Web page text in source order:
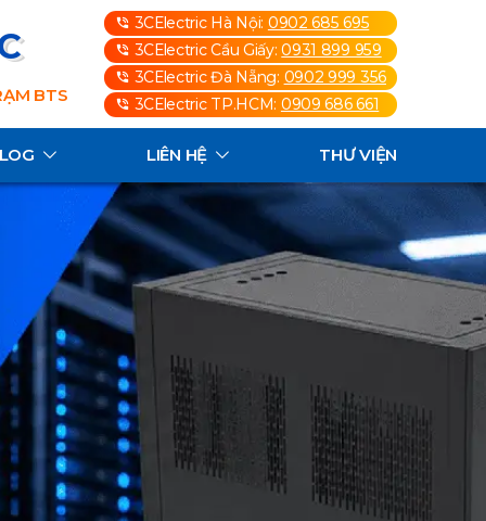
BTS
3CElectric Hà Nội: 0902 685 695
3CElectric Cầu Giấy:0931 899 959
3CElectric Đà Nẵng: 0902 999 356
3CElectric TP.HCM: 0909 686 661
LIÊN HỆ THƯ VIỆN